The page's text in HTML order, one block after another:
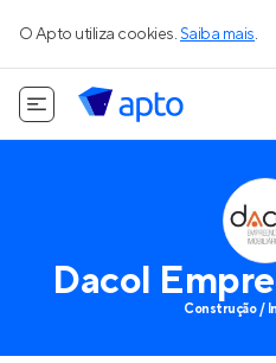
O Apto utiliza cookies. Saiba mais.
Dacol
Construção /